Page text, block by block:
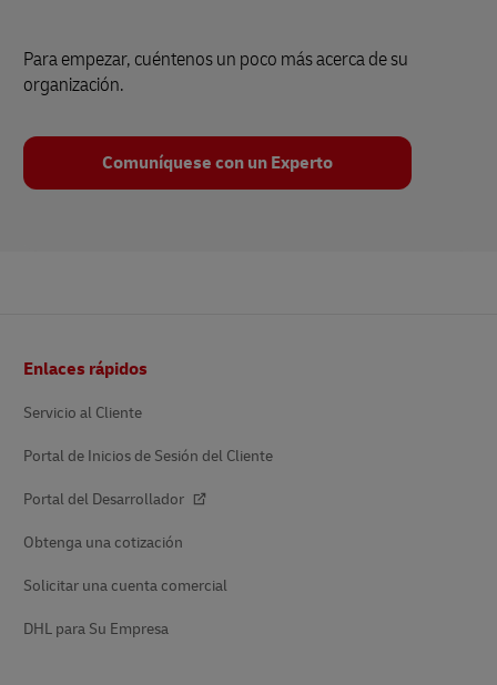
Para empezar, cuéntenos un poco más acerca de su
organización.
Comuníquese con un Experto
de
Enlaces rápidos
Servicio al Cliente
Portal de Inicios de Sesión del Cliente
Portal del Desarrollador
Obtenga una cotización
Solicitar una cuenta comercial
DHL para Su Empresa